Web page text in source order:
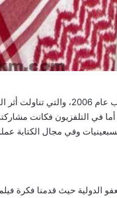
قال شاركت في عدد من الأعمال المسرحية من أبرزها مسرحية لا
في التلفزيون فكانت
وفي مجال الكتابة
الدولية حيث قدمنا فكرة